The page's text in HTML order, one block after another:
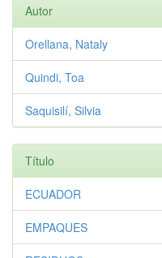
Autor
Orellana, Nataly
Quindi, Toa
Saquisilí, Silvia
Título
ECUADOR
EMPAQUES